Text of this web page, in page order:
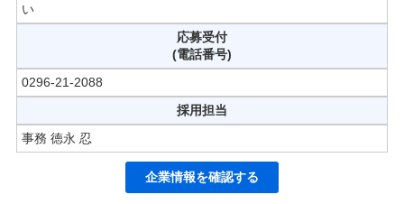
い
応募受付
(電話番号)
0296-21-2088
採用担当
事務 徳永 忍
企業情報を確認する